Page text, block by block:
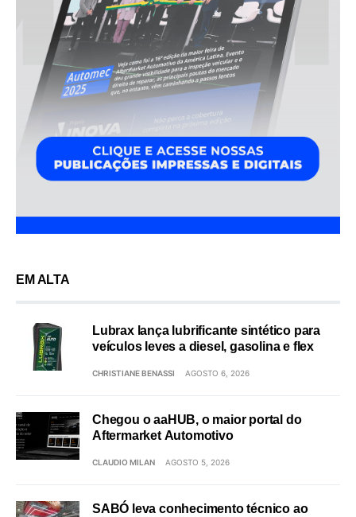
EM ALTA
Lubrax lança lubrificante sintético para
veículos leves a diesel, gasolina e flex
CHRISTIANE BENASSI AGOSTO 6, 2026
Chegou o aaHUB, o maior portal do
Aftermarket Automotivo
CLAUDIO MILAN AGOSTO 5, 2026
SABÓ leva conhecimento técnico ao